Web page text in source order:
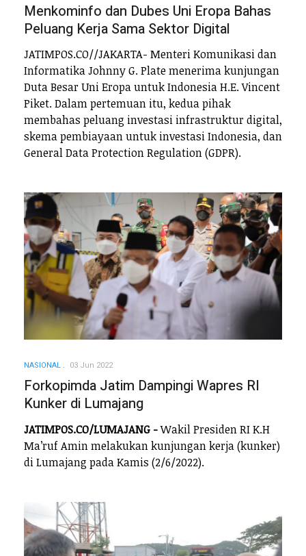
Menkominfo dan Dubes Uni Eropa Bahas
Peluang Kerja Sama Sektor Digital
JATIMPOS.CO//JAKARTA- Menteri Komunikasi dan
Informatika Johnny G. Plate menerima kunjungan
Duta Besar Uni Eropa untuk Indonesia H.E. Vincent
Piket. Dalam pertemuan itu, kedua pihak
membahas peluang investasi infrastruktur digital,
skema pembiayaan untuk investasi Indonesia, dan
General Data Protection Regulation (GDPR).
NASIONAL 03 Jun 2022
Forkopimda Jatim Dampingi Wapres RI
Kunker di Lumajang
JATIMPOS.CO/LUMAJANG -Wakil Presiden RI K.H
Ma’ruf Amin melakukan kunjungan kerja (kunker)
di Lumajang pada Kamis (2/6/2022).